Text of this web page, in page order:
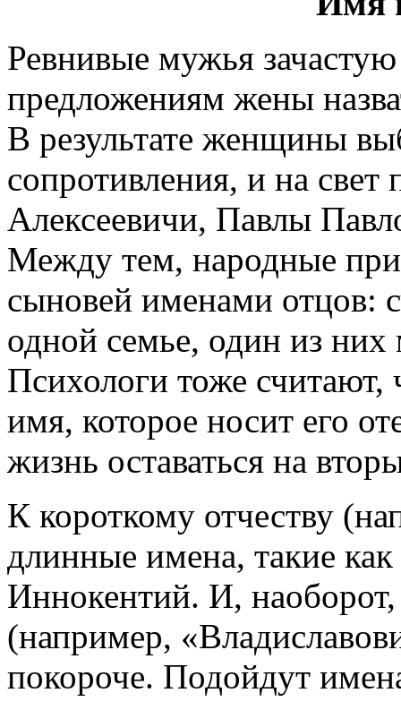
Ревнивые мужья
предложениям жены
В результате женщины
сопротивления, и на свет
Алексеевичи, Павлы
Между тем, народные
сыновей именами отцов:
одной семье, один из
Психологи тоже считают,
имя, которое носит его
жизнь оставаться на
К короткому отчеству
длинные имена, такие
Иннокентий. И,
(например,
покороче. Подойдут